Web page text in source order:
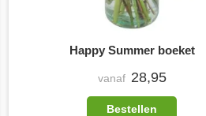
Happy Summer boeket
vanaf 28,95
Bestellen